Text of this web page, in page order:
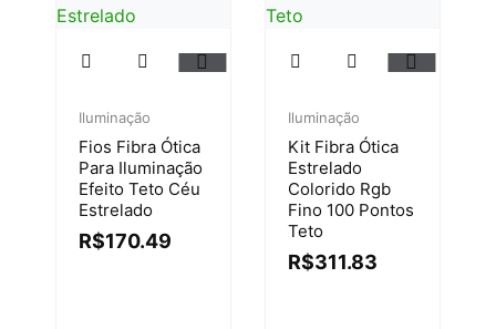
Iluminação
Fios Fibra Ótica
Para Iluminação
Efeito Teto Céu
Estrelado
R$170.49
Iluminação
Kit Fibra Ótica
Estrelado
Colorido Rgb
Fino 100 Pontos
Teto
R$311.83